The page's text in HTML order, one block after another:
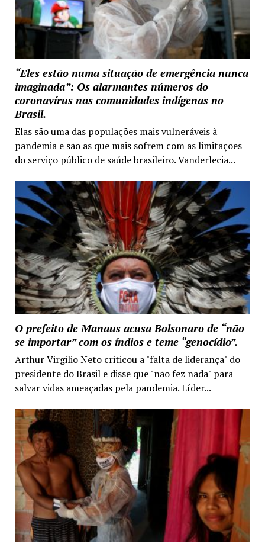
“Eles estão numa situação de emergência nunca
imaginada”: Os alarmantes números do
coronavírus nas comunidades indígenas no
Brasil.
Elas são uma das populações mais vulneráveis à
pandemia e são as que mais sofrem com as limitações
do serviço público de saúde brasileiro. Vanderlecia...
O prefeito de Manaus acusa Bolsonaro de “não
se importar” com os índios e teme “genocídio”.
Arthur Virgilio Neto criticou a "falta de liderança" do
presidente do Brasil e disse que "não fez nada" para
salvar vidas ameaçadas pela pandemia. Líder...